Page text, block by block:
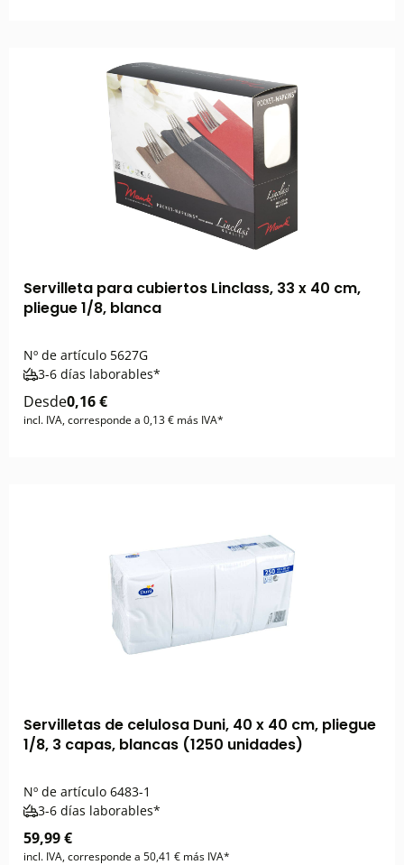
Servilleta para cubiertos Linclass, 33 x 40 cm,
pliegue 1/8, blanca
Nº de artículo 5627G
3-6 días laborables*
Desde0,16 €
incl. IVA, corresponde a 0,13 € más IVA*
Servilletas de celulosa Duni, 40 x 40 cm, pliegue
1/8, 3 capas, blancas (1250 unidades)
Nº de artículo 6483-1
3-6 días laborables*
59,99 €
incl. IVA, corresponde a 50,41 € más IVA*